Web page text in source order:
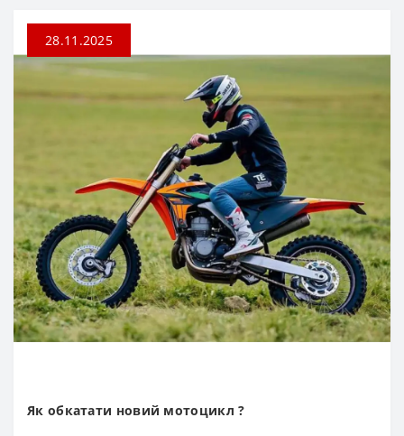
28.11.2025
Як обкатати новий мотоцикл ?